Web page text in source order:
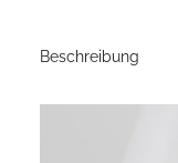
Beschreibung